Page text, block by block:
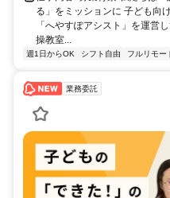
る」をミッションに 子ども向
「へやすぽアシスト」を運営
操教室...
週1日からOK シフト自由 フルリモー
業務委託